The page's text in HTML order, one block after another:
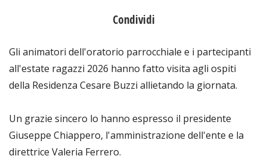
Condividi
Gli animatori dell'oratorio parrocchiale e i partecipanti
all'estate ragazzi 2026 hanno fatto visita agli ospiti
della Residenza Cesare Buzzi allietando la giornata.
Un grazie sincero lo hanno espresso il presidente
Giuseppe Chiappero, l'amministrazione dell'ente e la
direttrice Valeria Ferrero.